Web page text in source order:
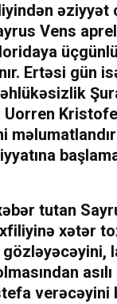
əziyyət
Vens
Ertəsi gün
Uorren
tutan
xətər
verəcəyini